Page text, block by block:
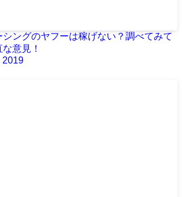
シングのヤフーは稼げない？調べてみて
意見！
2019